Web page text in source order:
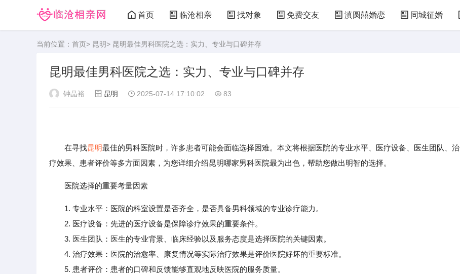
首页 临沧相亲 找对象 免费交友 滇圆囍婚恋 同城征婚
当前位置： 首页> 昆明> 昆明最佳男科医院之选：实力、专业与口碑并存
昆明最佳男科医院之选：实力、专业与口碑并存
钟晶裕 昆明 2025-07-14 17:10:02 83
在寻找昆明最佳的男科医院时，许多患者可能会面临选择困难。本文将根据医院的专业水平、医疗设备、医生团队、治
疗效果、患者评价等多方面因素，为您详细介绍昆明哪家男科医院最为出色，帮助您做出明智的选择。
医院选择的重要考量因素
1. 专业水平：医院的科室设置是否齐全，是否具备男科领域的专业诊疗能力。
2. 医疗设备：先进的医疗设备是保障诊疗效果的重要条件。
3. 医生团队：医生的专业背景、临床经验以及服务态度是选择医院的关键因素。
4. 治疗效果：医院的治愈率、康复情况等实际治疗效果是评价医院好坏的重要标准。
5. 患者评价：患者的口碑和反馈能够直观地反映医院的服务质量。